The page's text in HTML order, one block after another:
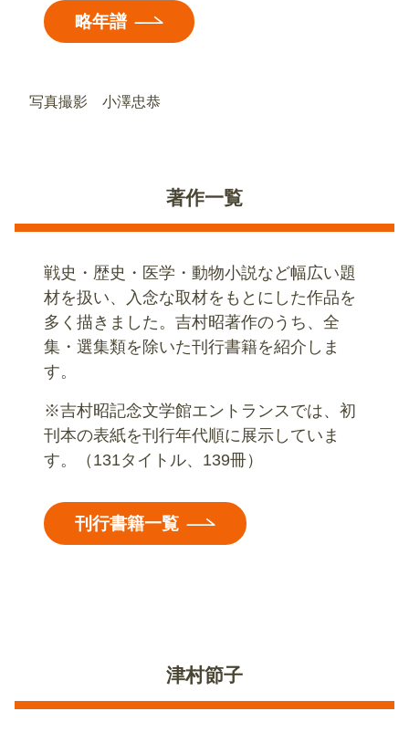
略年譜
写真撮影 小澤忠恭
著作一覧
戦史・歴史・医学・動物小説など幅広い題
材を扱い、入念な取材をもとにした作品を
多く描きました。吉村昭著作のうち、全
集・選集類を除いた刊行書籍を紹介しま
す。
※吉村昭記念文学館エントランスでは、初
刊本の表紙を刊行年代順に展示していま
す。（131タイトル、139冊）
刊行書籍一覧
津村節子